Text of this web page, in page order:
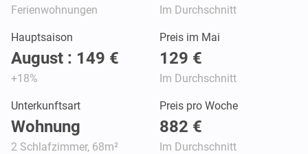
Ferienwohnungen Im Durchschnitt
Hauptsaison
August : 149 €
+18%
Preis im Mai
129 €
Im Durchschnitt
Unterkunftsart
Wohnung
2 Schlafzimmer, 68m²
Preis pro Woche
882 €
Im Durchschnitt